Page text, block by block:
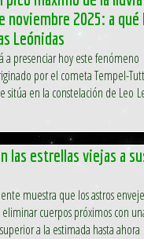
noviembre 2025: a qué
Leónidas
a presenciar hoy este fenómeno
por el cometa Tempel-
sitúa en la constelación de Leo
las estrellas viejas a
muestra que los astros
eliminar cuerpos próximos con
a la estimada hasta ahora